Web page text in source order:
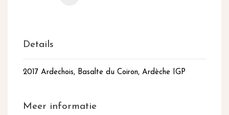
Details
2017 Ardechois, Basalte du Coiron, Ardèche IGP
Meer informatie